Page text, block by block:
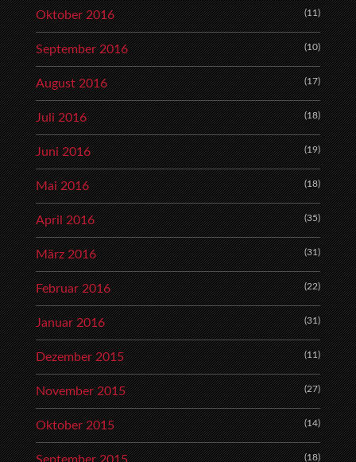
Oktober 2016 (11)
September 2016 (10)
August 2016 (17)
Juli 2016 (18)
Juni 2016 (19)
Mai 2016 (18)
April 2016 (35)
März 2016 (31)
Februar 2016 (22)
Januar 2016 (31)
Dezember 2015 (11)
November 2015 (27)
Oktober 2015 (14)
(18)